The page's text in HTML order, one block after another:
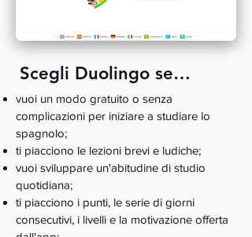
Scegli Duolingo se…
vuoi un modo gratuito o senza
complicazioni per iniziare a studiare lo
spagnolo;
ti piacciono le lezioni brevi e ludiche;
vuoi sviluppare un'abitudine di studio
quotidiana;
ti piacciono i punti, le serie di giorni
consecutivi, i livelli e la motivazione offerta